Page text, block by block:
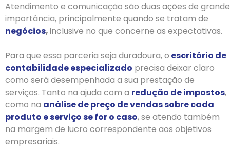
Atendimento e comunicação são duas ações de grande
importância, principalmente quando se tratam de
negócios,inclusive no que concerne as expectativas.
Para que essa parceria seja duradoura, o escritório de
contabilidade especializado precisa deixar claro
como será desempenhada a sua prestação de
serviços. Tanto na ajuda com a redução de impostos,
como na análise de preço de vendas sobre cada
produto e serviço se for o caso, se atendo também
na margem de lucro correspondente aos objetivos
empresariais.